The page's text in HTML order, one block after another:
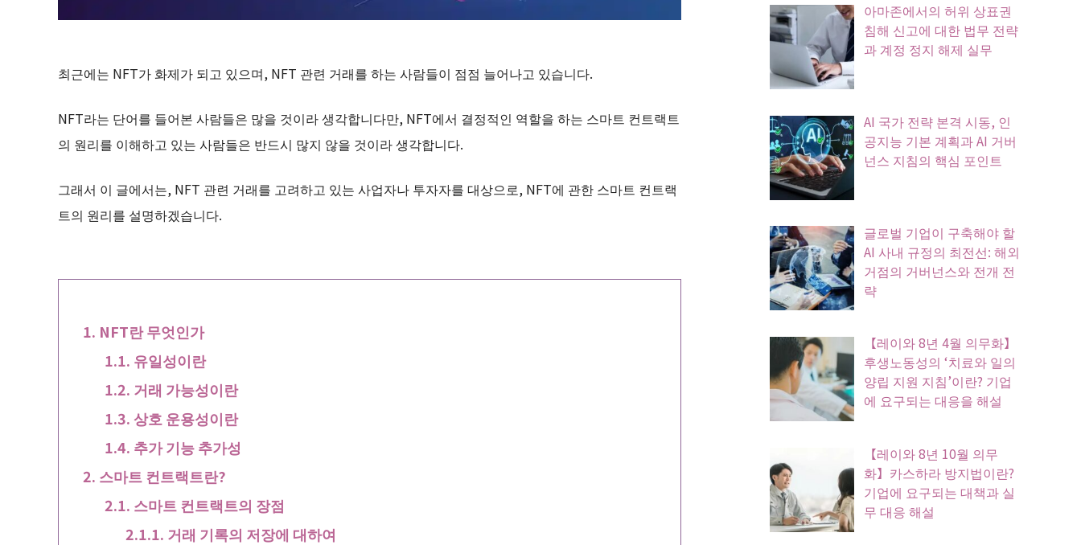
최근에는 NFT가 화제가 되고 있으며, NFT 관련 거래를 하는 사람들이 점점 늘어나고 있습니다.
NFT라는 단어를 들어본 사람들은 많을 것이라 생각합니다만, NFT에서 결정적인 역할을 하는 스마트 컨트랙트
의 원리를 이해하고 있는 사람들은 반드시 많지 않을 것이라 생각합니다.
그래서 이 글에서는, NFT 관련 거래를 고려하고 있는 사업자나 투자자를 대상으로, NFT에 관한 스마트 컨트랙
트의 원리를 설명하겠습니다.
NFT란 무엇인가
유일성이란
거래 가능성이란
상호 운용성이란
추가 기능 추가성
스마트 컨트랙트란?
스마트 컨트랙트의 장점
거래 기록의 저장에 대하여
아마존에서의 허위 상표권
침해 신고에 대한 법무 전략
과 계정 정지 해제 실무
AI 국가 전략 본격 시동, 인
공지능 기본 계획과 AI 거버
넌스 지침의 핵심 포인트
글로벌 기업이 구축해야 할
AI 사내 규정의 최전선: 해외
거점의 거버넌스와 전개 전
략
【레이와 8년 4월 의무화】
후생노동성의 ‘치료와 일의
양립 지원 지침’이란? 기업
에 요구되는 대응을 해설
【레이와 8년 10월 의무
화】카스하라 방지법이란?
기업에 요구되는 대책과 실
무 대응 해설